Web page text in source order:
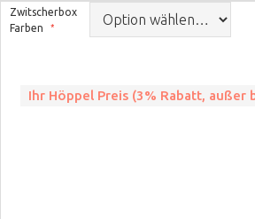
Zwitscherbox
Farben
Ihr Höppel Preis (3% Rabatt, außer